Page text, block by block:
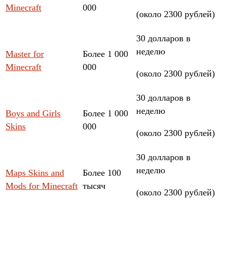
Minecraft
000
(около 2300 рублей)
Master for
Minecraft
Более 1 000
000
30 долларов в
неделю
(около 2300 рублей)
Boys and Girls
Skins
Более 1 000
000
30 долларов в
неделю
(около 2300 рублей)
Maps Skins and
Mods for Minecraft
Более 100
тысяч
30 долларов в
неделю
(около 2300 рублей)